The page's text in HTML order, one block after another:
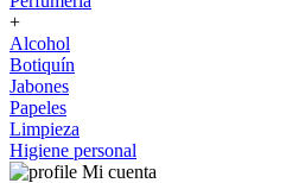
+
Alcohol
Botiquín
Jabones
Papeles
Limpieza
Higiene personal
Mi cuenta